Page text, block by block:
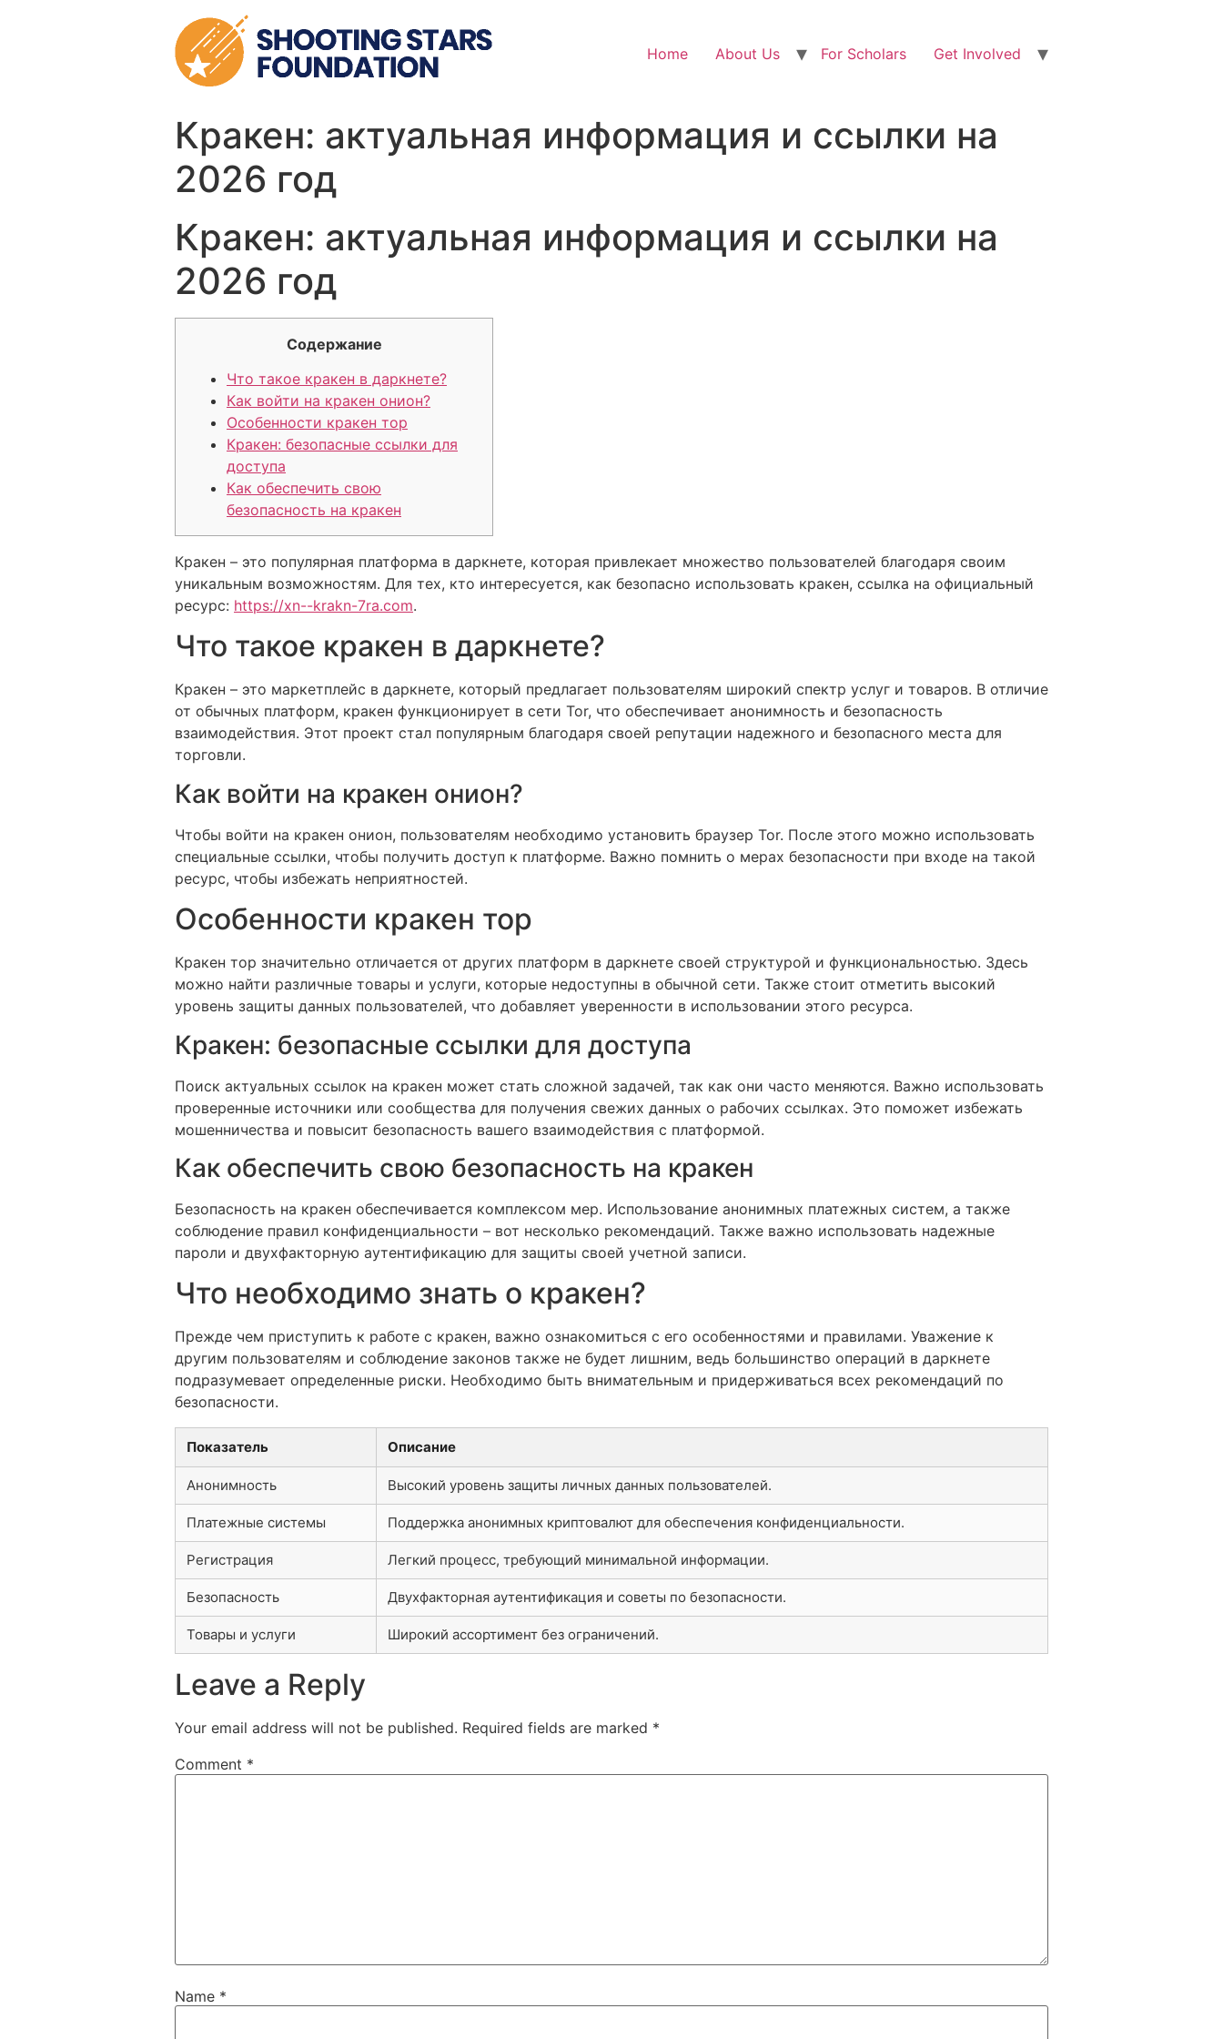
Home About Us For Scholars Get Involved
Кракен: актуальная информация и ссылки на
2026 год
Кракен: актуальная информация и ссылки на
2026 год
Содержание
Что такое кракен в даркнете?
Как войти на кракен онион?
Особенности кракен тор
Кракен: безопасные ссылки для
доступа
Как обеспечить свою
безопасность на кракен
Кракен – это популярная платформа в даркнете, которая привлекает множество пользователей благодаря своим
уникальным возможностям. Для тех, кто интересуется, как безопасно использовать кракен, ссылка на официальный
ресурс: https://xn--krakn-7ra.com.
Что такое кракен в даркнете?
Кракен – это маркетплейс в даркнете, который предлагает пользователям широкий спектр услуг и товаров. В отличие
от обычных платформ, кракен функционирует в сети Tor, что обеспечивает анонимность и безопасность
взаимодействия. Этот проект стал популярным благодаря своей репутации надежного и безопасного места для
торговли.
Как войти на кракен онион?
Чтобы войти на кракен онион, пользователям необходимо установить браузер Tor. После этого можно использовать
специальные ссылки, чтобы получить доступ к платформе. Важно помнить о мерах безопасности при входе на такой
ресурс, чтобы избежать неприятностей.
Особенности кракен тор
Кракен тор значительно отличается от других платформ в даркнете своей структурой и функциональностью. Здесь
можно найти различные товары и услуги, которые недоступны в обычной сети. Также стоит отметить высокий
уровень защиты данных пользователей, что добавляет уверенности в использовании этого ресурса.
Кракен: безопасные ссылки для доступа
Поиск актуальных ссылок на кракен может стать сложной задачей, так как они часто меняются. Важно использовать
проверенные источники или сообщества для получения свежих данных о рабочих ссылках. Это поможет избежать
мошенничества и повысит безопасность вашего взаимодействия с платформой.
Как обеспечить свою безопасность на кракен
Безопасность на кракен обеспечивается комплексом мер. Использование анонимных платежных систем, а также
соблюдение правил конфиденциальности – вот несколько рекомендаций. Также важно использовать надежные
пароли и двухфакторную аутентификацию для защиты своей учетной записи.
Что необходимо знать о кракен?
Прежде чем приступить к работе с кракен, важно ознакомиться с его особенностями и правилами. Уважение к
другим пользователям и соблюдение законов также не будет лишним, ведь большинство операций в даркнете
подразумевает определенные риски. Необходимо быть внимательным и придерживаться всех рекомендаций по
безопасности.
Показатель Описание
Анонимность Высокий уровень защиты личных данных пользователей.
Платежные системы Поддержка анонимных криптовалют для обеспечения конфиденциальности.
Регистрация Легкий процесс, требующий минимальной информации.
Безопасность Двухфакторная аутентификация и советы по безопасности.
Товары и услуги Широкий ассортимент без ограничений.
Leave a Reply
Your email address will not be published. Required fields are marked *
Comment *
Name *